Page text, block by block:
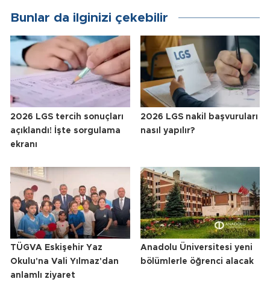
Bunlar da ilginizi çekebilir
2026 LGS tercih sonuçları
açıklandı! İşte sorgulama
ekranı
2026 LGS nakil başvuruları
nasıl yapılır?
TÜGVA Eskişehir Yaz
Okulu'na Vali Yılmaz'dan
anlamlı ziyaret
Anadolu Üniversitesi yeni
bölümlerle öğrenci alacak